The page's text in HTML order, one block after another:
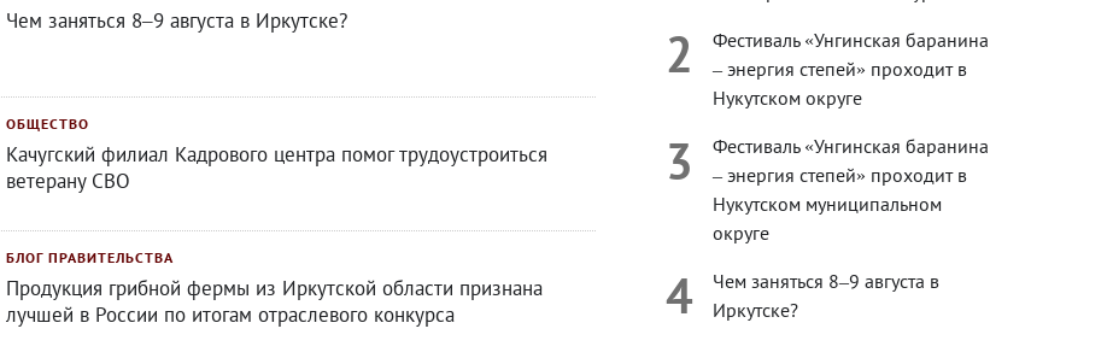
Чем заняться 8–9 августа в Иркутске?
ОБЩЕСТВО
Качугский филиал Кадрового центра помог трудоустроиться
ветерану СВО
БЛОГ ПРАВИТЕЛЬСТВА
Продукция грибной фермы из Иркутской области признана
лучшей в России по итогам отраслевого конкурса
2
Фестиваль «Унгинская баранина
– энергия степей» проходит в
Нукутском округе
3
Фестиваль «Унгинская баранина
– энергия степей» проходит в
Нукутском муниципальном
округе
4
Чем заняться 8–9 августа в
Иркутске?